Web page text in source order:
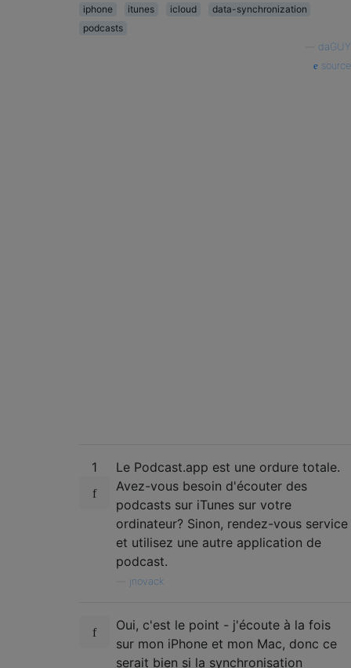
iphone itunes icloud
data-synchronization
podcasts
daGUY
source
1
Le Podcast.app est une ordure totale.
Avez-vous besoin d'écouter des
podcasts sur iTunes sur votre
ordinateur? Sinon, rendez-vous service
et utilisez une autre application de
podcast.
jnovack
Oui, c'est le point - j'écoute à la fois
sur mon iPhone et mon Mac, donc ce
serait bien si la synchronisation